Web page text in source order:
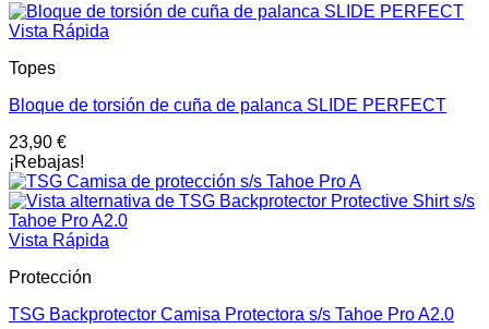
Vista Rápida
Topes
Bloque de torsión de cuña de palanca SLIDE PERFECT
23,90 €
¡Rebajas!
Vista Rápida
Protección
TSG Backprotector Camisa Protectora s/s Tahoe Pro A2.0